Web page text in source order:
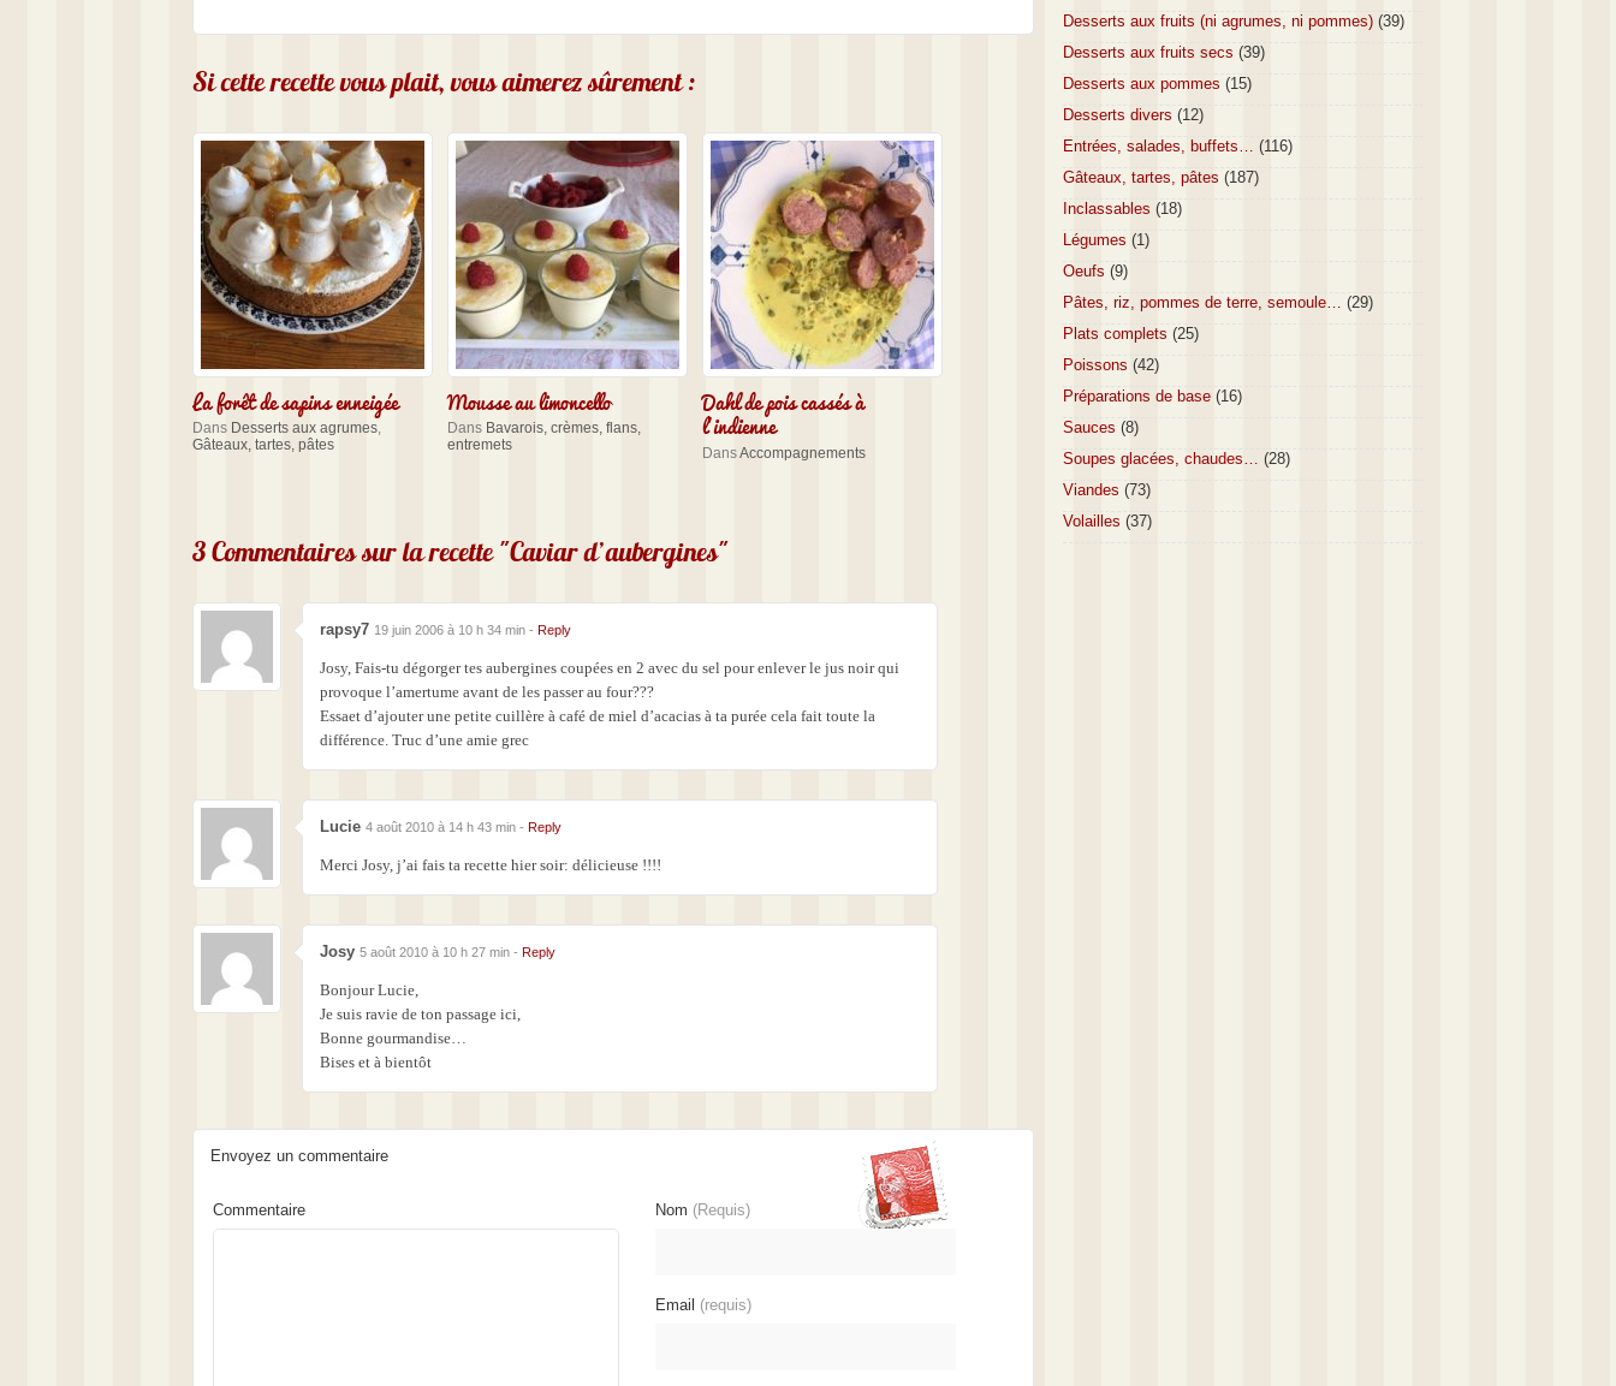
Si cette recette vous plait, vous aimerez sûrement :
La forêt de sapins enneigée
Dans Desserts aux agrumes,
Gâteaux, tartes, pâtes
Mousse au limoncello
Dans Bavarois, crèmes, flans,
entremets
Dahl de pois cassés à
l’indienne
DansAccompagnements
3 Commentaires sur la recette "Caviar d’aubergines"
rapsy7 19 juin 2006 à 10 h 34 min - Reply
Josy, Fais-tu dégorger tes aubergines coupées en 2 avec du sel pour enlever le jus noir qui
provoque l’amertume avant de les passer au four???
Essaet d’ajouter une petite cuillère à café de miel d’acacias à ta purée cela fait toute la
différence. Truc d’une amie grec
Lucie 4 août 2010 à 14 h 43 min - Reply
Merci Josy, j’ai fais ta recette hier soir: délicieuse !!!!
Josy 5 août 2010 à 10 h 27 min - Reply
Bonjour Lucie,
Je suis ravie de ton passage ici,
Bonne gourmandise…
Bises et à bientôt
Envoyez un commentaire
Nom (Requis)
Email (requis)
Commentaire
Desserts aux fruits (ni agrumes, ni pommes) (39)
Desserts aux fruits secs (39)
Desserts aux pommes (15)
Desserts divers (12)
Entrées, salades, buffets… (116)
Gâteaux, tartes, pâtes (187)
Inclassables (18)
Légumes (1)
Oeufs (9)
Pâtes, riz, pommes de terre, semoule… (29)
Plats complets (25)
Poissons (42)
Préparations de base (16)
Sauces (8)
Soupes glacées, chaudes… (28)
Viandes (73)
Volailles (37)